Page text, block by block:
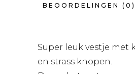
BEOORDELINGEN (0)
Super leuk vestje met
en strass knopen.